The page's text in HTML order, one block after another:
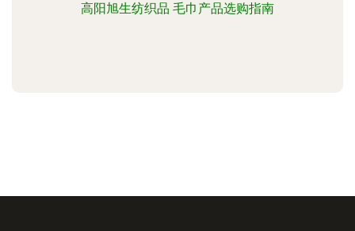
高阳旭生纺织品 毛巾产品选购指南